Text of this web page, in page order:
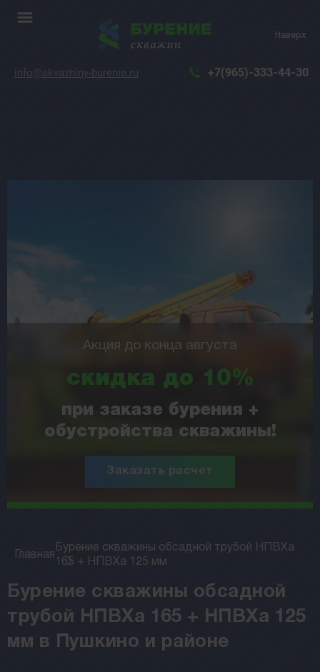
Наверх
info@skvazhiny-burenie.ru +7(965)-333-44-30
Акция до конца августа
скидка до 10%
при заказе бурения +
обустройства скважины!
Заказать расчет
Главная
Бурение скважины обсадной трубой НПВХа
165 + НПВХа 125 мм
Бурение скважины обсадной
трубой НПВХа 165 + НПВХа 125
мм в Пушкино и районе